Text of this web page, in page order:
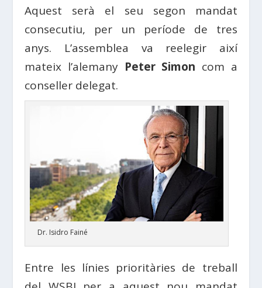
Aquest serà el seu segon mandat
consecutiu, per un període de tres
anys. L’assemblea va reelegir així
mateix l’alemany Peter Simon com a
conseller delegat.
Dr. Isidro Fainé
Entre les línies prioritàries de treball